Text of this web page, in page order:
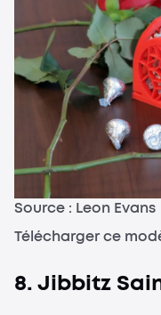
Source : Leon Evans
Télécharger ce
8. Jibbitz